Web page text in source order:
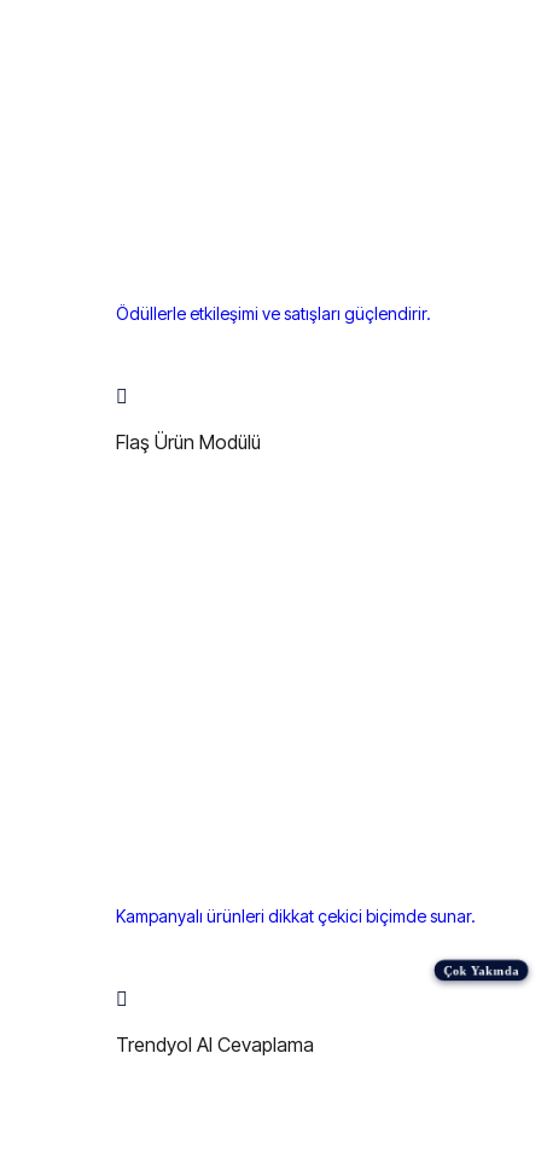
Ödüllerle etkileşimi ve satışları güçlendirir.
Flaş Ürün Modülü
Kampanyalı ürünleri dikkat çekici biçimde sunar.
Trendyol AI Cevaplama